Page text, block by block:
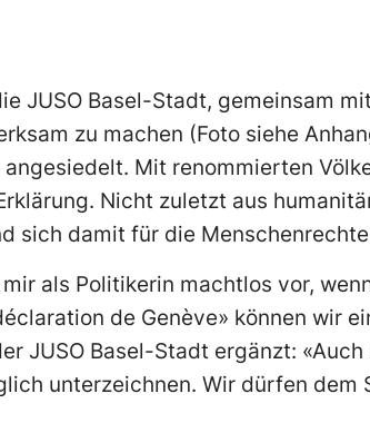
JUSO Basel-Stadt, gemeinsam
zu machen (Foto siehe
Mit renommierten
Nicht zuletzt aus
sich damit für die
als Politikerin machtlos vor,
de Genève» können wir
JUSO Basel-Stadt ergänzt:
unterzeichnen. Wir dürfen